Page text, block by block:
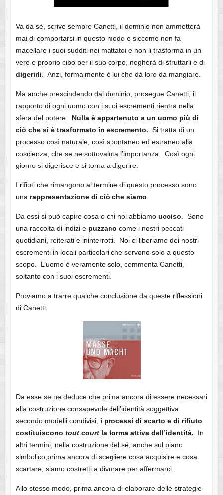
Va da sé, scrive sempre Canetti, il dominio non ammetterà
mai di comportarsi in questo modo e siccome non fa
macellare i suoi sudditi nei mattatoi e non li trasforma in un
vero e proprio cibo per il suo corpo, negherà di sfruttarli e di
digerirli . Anzi, formalmente è lui che dà loro da mangiare.
Ma anche prescindendo dal dominio, prosegue Canetti, il
rapporto di ogni uomo con i suoi escrementi rientra nella
sfera del potere. Nulla è appartenuto a un uomo più di
ciò che si è trasformato in escremento. Si tratta di un
processo così naturale, così spontaneo ed estraneo alla
coscienza, che se ne sottovaluta l’importanza. Così ogni
giorno si digerisce e si torna a digerire.
I rifiuti che rimangono al termine di questo processo sono
una rappresentazione di ciò che siamo
Da essi si può capire cosa o chi noi abbiamo ucciso . Sono
una raccolta di indizi e puzzano come i nostri peccati
quotidiani, reiterati e ininterrotti. Noi ci liberiamo dei nostri
escrementi in locali particolari che servono solo a questo
scopo. L’uomo è veramente solo, commenta Canetti,
soltanto con i suoi escrementi.
Proviamo a trarre qualche conclusione da queste riflessioni
di Canetti.
Da esse se ne deduce che prima ancora di essere necessari
alla costruzione consapevole dell’identità soggettiva
secondo modelli condivisi, i processi di scarto e di rifiuto
costituiscono tout courtla forma attiva dell’identità. In
altri termini, nella costruzione del sé, anche sul piano
simbolico,prima ancora di scegliere cosa acquisire e cosa
scartare, siamo costretti a divorare per affermarci.
Allo stesso modo, prima ancora di elaborare delle strategie